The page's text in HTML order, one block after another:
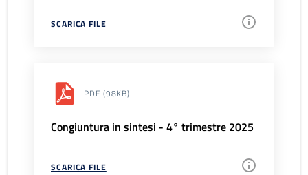
SCARICA FILE
PDF (98KB)
Congiuntura in sintesi - 4° trimestre 2025
SCARICA FILE